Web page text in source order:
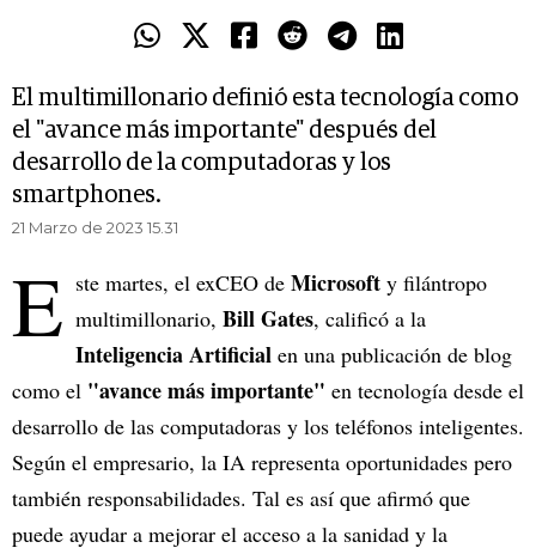
El multimillonario definió esta tecnología como
el "avance más importante" después del
desarrollo de la computadoras y los
smartphones.
21 Marzo de 2023 15.31
E ste martes, el exCEO de Microsoft y filántropo
multimillonario, Bill Gates, calificó a la
Inteligencia Artificial en una publicación de blog
como el "avance más importante" en tecnología desde el
desarrollo de las computadoras y los teléfonos inteligentes.
Según el empresario, la IA representa oportunidades pero
también responsabilidades. Tal es así que afirmó que
puede ayudar a mejorar el acceso a la sanidad y la